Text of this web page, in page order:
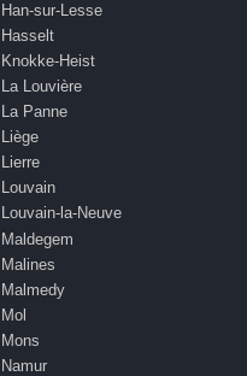
Han-sur-Lesse
Hasselt
Knokke-Heist
La Louvière
La Panne
Liège
Lierre
Louvain
Louvain-la-Neuve
Maldegem
Malines
Malmedy
Mol
Mons
Namur